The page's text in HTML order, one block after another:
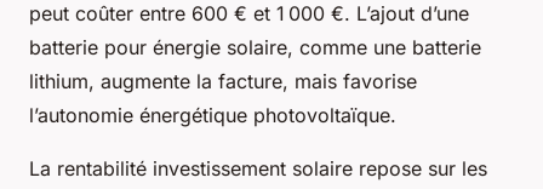
peut coûter entre 600 € et 1 000 €. L’ajout d’une
batterie pour énergie solaire, comme une batterie
lithium, augmente la facture, mais favorise
l’autonomie énergétique photovoltaïque.
La rentabilité investissement solaire repose sur les